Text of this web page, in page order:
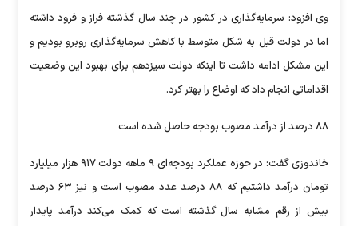
وی افزود: سرمایه‌گذاری در کشور در چند سال گذشته فراز و فرود داشته
اما در دولت قبل به شکل متوسط با کاهش سرمایه‌گذاری روبرو بودیم و
این مشکل ادامه‌ داشت تا اینکه دولت سیزدهم برای بهبود این وضعیت
اقداماتی انجام داد که اوضاع را بهتر کرد.
۸۸ درصد از درآمد مصوب بودجه حاصل شده است
خاندوزی گفت: در حوزه عملکرد بودجه‌ای ۹ ماهه دولت ۹۱۷ هزار میلیارد
تومان درآمد داشتیم که ۸۸ درصد عدد مصوب است و نیز ۶۳ درصد
بیش از رقم مشابه سال گذشته است که کمک می‌کند درآمد پایدار